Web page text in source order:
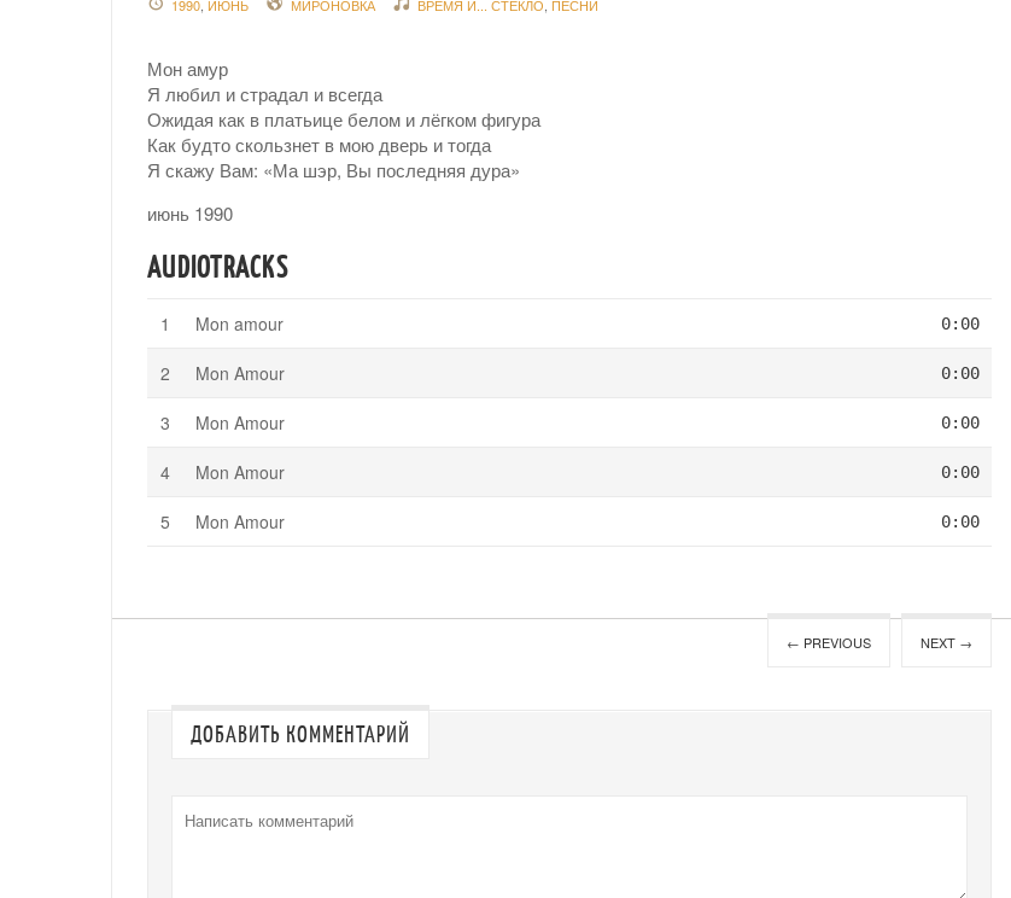
1990 ИЮНЬ МИРОНОВКА ВРЕМЯ И... СТЕКЛО ПЕСНИ
Мон амур
Я любил и страдал и всегда
Ожидая как в платьице белом и лёгком фигура
Как будто скользнет в мою дверь и тогда
Я скажу Вам: «Ма шэр, Вы последняя дура»
июнь 1990
AUDIOTRACKS
Mon amour 0:00
Mon Amour 0:00
Mon Amour 0:00
Mon Amour 0:00
Mon Amour 0:00
← PREVIOUS NEXT →
ДОБАВИТЬ КОММЕНТАРИЙ